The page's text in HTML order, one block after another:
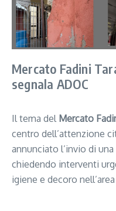
Mercato Fadini
segnala ADOC
Il tema del Mercato
centro dell’attenzione
annunciato l’invio di
chiedendo interventi
igiene e decoro